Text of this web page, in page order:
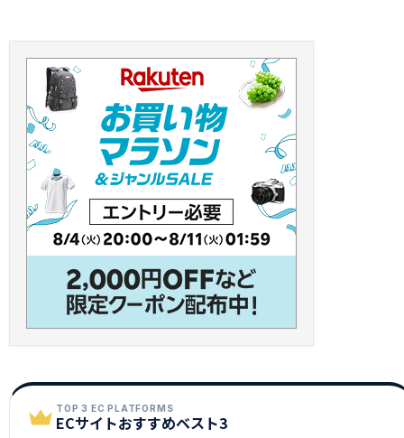
TOP 3 EC PLATFORMS
ECサイトおすすめベスト3